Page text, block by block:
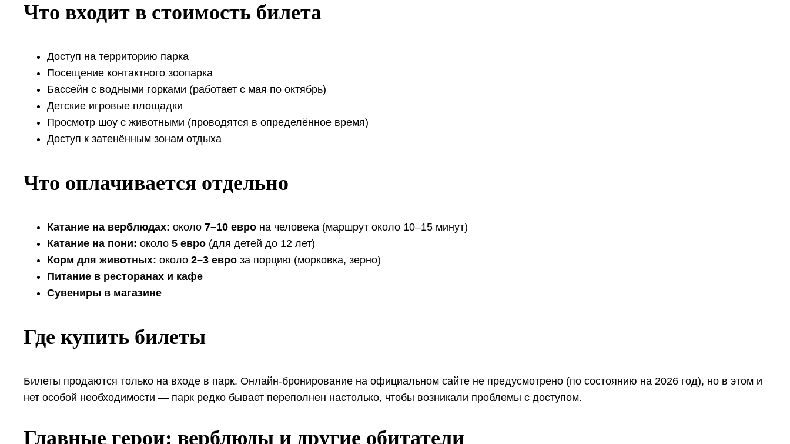
Что входит в стоимость билета
Доступ на территорию парка
Посещение контактного зоопарка
Бассейн с водными горками (работает с мая по октябрь)
Детские игровые площадки
Просмотр шоу с животными (проводятся в определённое время)
Доступ к затенённым зонам отдыха
Что оплачивается отдельно
Катание на верблюдах: около 7–10 евро на человека (маршрут около 10–15 минут)
Катание на пони: около 5 евро (для детей до 12 лет)
Корм для животных: около 2–3 евро за порцию (морковка, зерно)
Питание в ресторанах и кафе
Сувениры в магазине
Где купить билеты
Билеты продаются только на входе в парк. Онлайн-бронирование на официальном сайте не предусмотрено (по состоянию на 2026 год), но в этом и
нет особой необходимости — парк редко бывает переполнен настолько, чтобы возникали проблемы с доступом.
Главные герои: верблюды и другие обитатели